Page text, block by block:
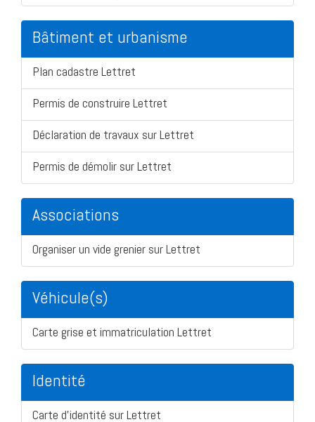
Bâtiment et urbanisme
Plan cadastre Lettret
Permis de construire Lettret
Déclaration de travaux sur Lettret
Permis de démolir sur Lettret
Associations
Organiser un vide grenier sur Lettret
Véhicule(s)
Carte grise et immatriculation Lettret
Identité
Carte d'identité sur Lettret